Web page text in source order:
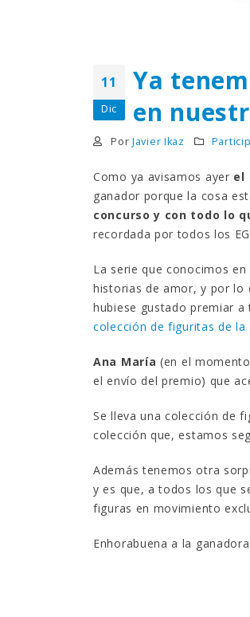
11
Dic
Ya
en
PorJavier Ikaz
Como ya avisamos ayer el
ganador porque la cosa
concurso y con todo lo
recordada por todos los
La serie que conocimos
historias de amor, y por lo
hubiese gustado premiar
colección de figuritas de la
Ana María (en el
el envío del premio) que
Se lleva una colección de
colección que, estamos
Además tenemos otra
y es que, a todos los que
figuras en movimiento
Enhorabuena a la
Gana el nuevo
Fui a EGB
respondiendo
15 diciembre, 2022
Prime Video
‘Mañana es hoy’ y
recordamos
desaparecieron
2 diciembre, 2022